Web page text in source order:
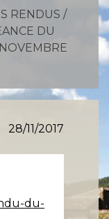
RENDUS /
DU
28/11/2017
du-